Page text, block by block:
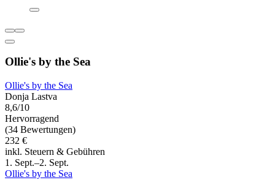
Ollie's by the Sea
Ollie's by the Sea
Donja Lastva
8,6/10
Hervorragend
(34 Bewertungen)
232 €
inkl. Steuern & Gebühren
1. Sept.–2. Sept.
Ollie's by the Sea